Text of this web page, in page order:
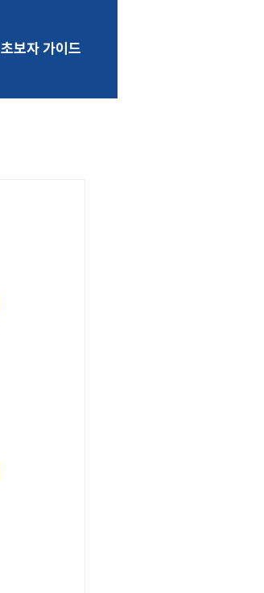
초보자 가이드